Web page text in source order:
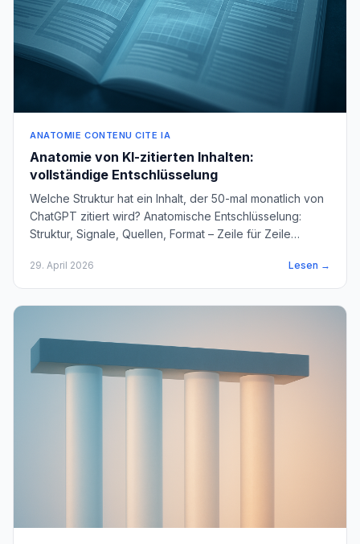
ANATOMIE CONTENU CITE IA
Anatomie von KI-zitierten Inhalten:
vollständige Entschlüsselung
Welche Struktur hat ein Inhalt, der 50-mal monatlich von
ChatGPT zitiert wird? Anatomische Entschlüsselung:
Struktur, Signale, Quellen, Format – Zeile für Zeile
29. April 2026 Lesen →